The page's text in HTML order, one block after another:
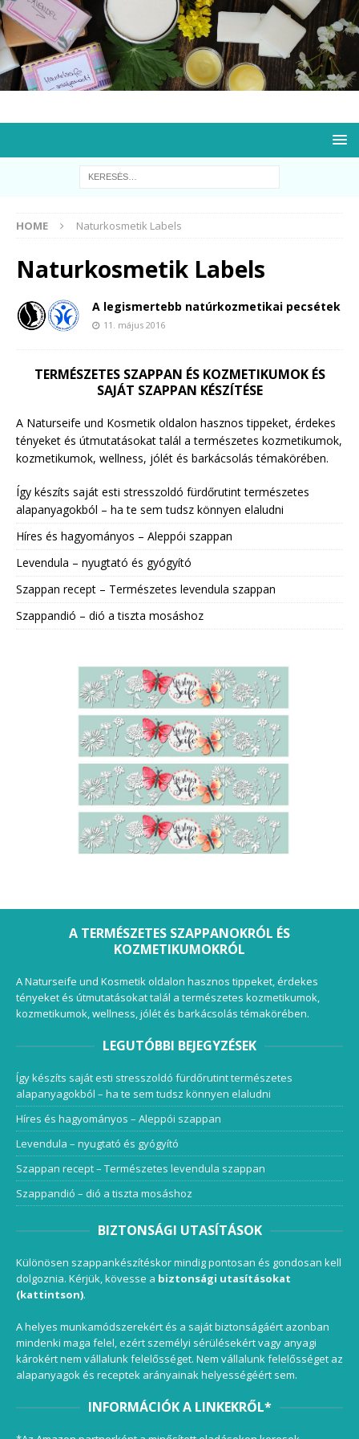
HOME Naturkosmetik Labels
Naturkosmetik Labels
A legismertebb natúrkozmetikai pecsétek
11. május 2016
TERMÉSZETES SZAPPAN ÉS KOZMETIKUMOK ÉS
SAJÁT SZAPPAN KÉSZÍTÉSE
A Naturseife und Kosmetik oldalon hasznos tippeket, érdekes
tényeket és útmutatásokat talál a természetes kozmetikumok,
kozmetikumok, wellness, jólét és barkácsolás témakörében.
Így készíts saját esti stresszoldó fürdőrutint természetes
alapanyagokból – ha te sem tudsz könnyen elaludni
Híres és hagyományos – Aleppói szappan
Levendula – nyugtató és gyógyító
Szappan recept – Természetes levendula szappan
Szappandió – dió a tiszta mosáshoz
A TERMÉSZETES SZAPPANOKRÓL ÉS
KOZMETIKUMOKRÓL
A Naturseife und Kosmetik oldalon hasznos tippeket, érdekes
tényeket és útmutatásokat talál a természetes kozmetikumok,
kozmetikumok, wellness, jólét és barkácsolás témakörében.
LEGUTÓBBI BEJEGYZÉSEK
Így készíts saját esti stresszoldó fürdőrutint természetes
alapanyagokból – ha te sem tudsz könnyen elaludni
Híres és hagyományos – Aleppói szappan
Levendula – nyugtató és gyógyító
Szappan recept – Természetes levendula szappan
Szappandió – dió a tiszta mosáshoz
BIZTONSÁGI UTASÍTÁSOK
Különösen szappankészítéskor mindig pontosan és gondosan kell
dolgoznia. Kérjük, kövesse a biztonsági utasításokat
(kattintson).
A helyes munkamódszerekért és a saját biztonságáért azonban
mindenki maga felel, ezért személyi sérülésekért vagy anyagi
károkért nem vállalunk felelősséget. Nem vállalunk felelősséget az
alapanyagok és receptek arányainak helyességéért sem.
INFORMÁCIÓK A LINKEKRŐL*